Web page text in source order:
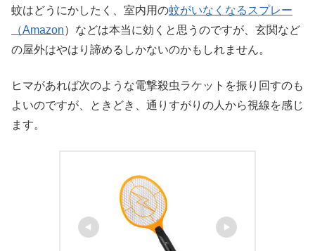
蚊はどうにかしたく、室内用の蚊がいなくなるスプレー
（Amazon）などは本当に効くと思うのですが、玄関など
の屋外はやはり諦めるしかないのかもしれません。
ヒマがあれば次のような電撃殺虫ラケットを振り回すのも
よいのですが、ときどき、通りすがりの人から視線を感じ
ます。